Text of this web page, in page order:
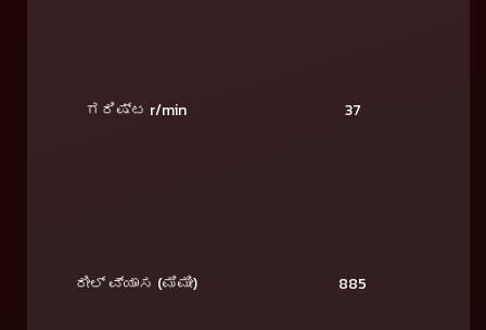
ಗರಿಷ್ಟ r/min 37
ರೀಲ್ ವ್ಯಾಸ (ಮಿಮೀ) 885